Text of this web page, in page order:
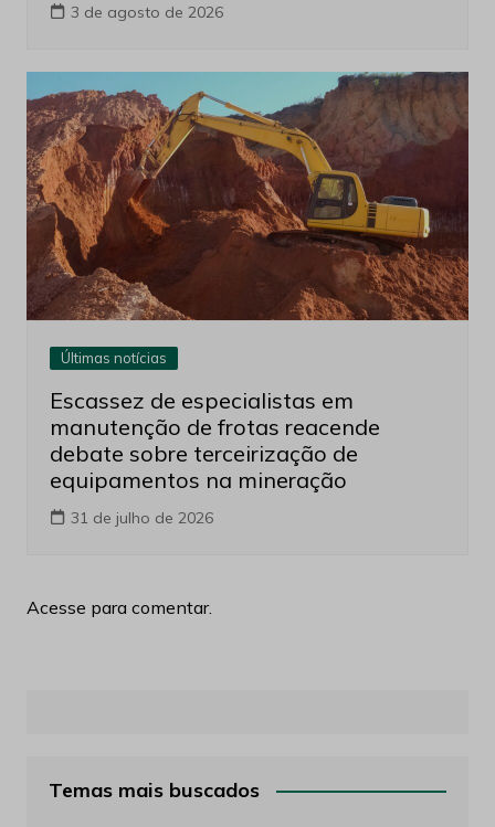
3 de agosto de 2026
Últimas notícias
Escassez de especialistas em
manutenção de frotas reacende
debate sobre terceirização de
equipamentos na mineração
31 de julho de 2026
Acesse para comentar.
Temas mais buscados